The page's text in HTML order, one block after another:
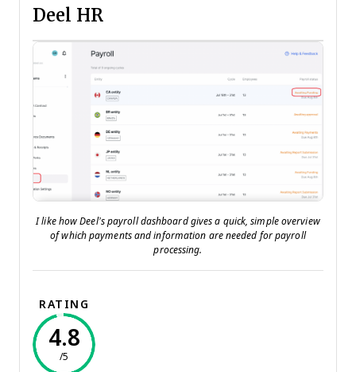
Deel HR
I like how Deel’s payroll dashboard gives a quick, simple overview
of which payments and information are needed for payroll
processing.
RATING
4.8
/5